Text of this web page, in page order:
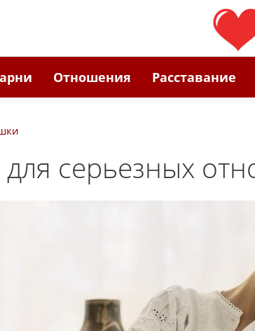
Отношения Расставание
серьезных